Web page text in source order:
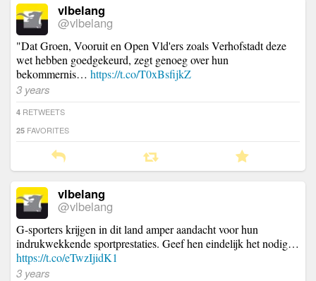
vlbelang
@vlbelang
"Dat Groen, Vooruit en Open Vld'ers zoals Verhofstadt deze
wet hebben goedgekeurd, zegt genoeg over hun
bekommernis… https://t.co/T0xBsfijkZ
3 years
4 RETWEETS
25 FAVORITES
vlbelang
@vlbelang
G-sporters krijgen in dit land amper aandacht voor hun
indrukwekkende sportprestaties. Geef hen eindelijk het nodig…
https://t.co/eTwzIjidK1
3 years